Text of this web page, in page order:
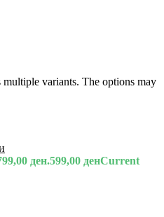
multiple variants. The options may
ден.599,00 денCurrent